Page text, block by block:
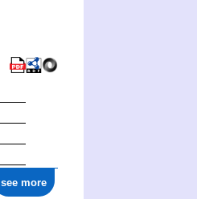
see more